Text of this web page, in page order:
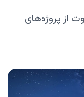
از پروژه‌های